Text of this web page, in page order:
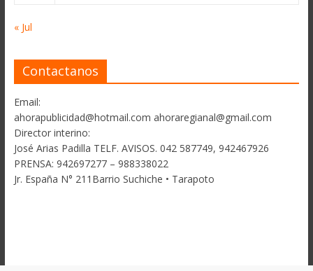
« Jul
Contactanos
Email:
ahorapublicidad@hotmail.com ahoraregianal@gmail.com
Director interino:
José Arias Padilla TELF. AVISOS. 042 587749, 942467926
PRENSA: 942697277 – 988338022
Jr. España N° 211Barrio Suchiche • Tarapoto